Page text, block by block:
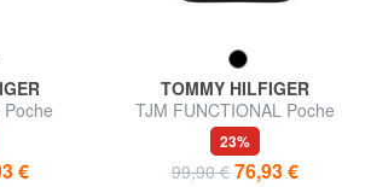
Poche
€
TOMMY HILFIGER
TJM FUNCTIONAL Poche
23%
99,90 € 76,93 €